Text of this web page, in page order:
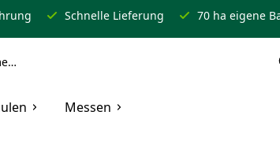
Schnelle Lieferung 70 ha eigene
Messen